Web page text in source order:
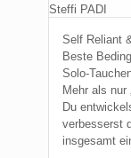
Self Reliant
Beste
Solo-
Mehr als nur
Du
verbesserst
insgesamt